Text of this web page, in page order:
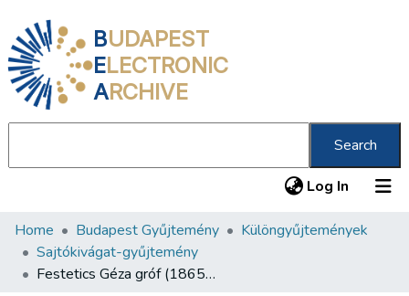
BUDAPEST
ELECTRONIC
ARCHIVE
Search
Log In (current)
Communities & Collections
All of DSpace
Home Budapest Gyűjtemény
Különgyűjtemények
Sajtókivágat-gyűjtemény
Festetics Géza gróf (1865-1917)